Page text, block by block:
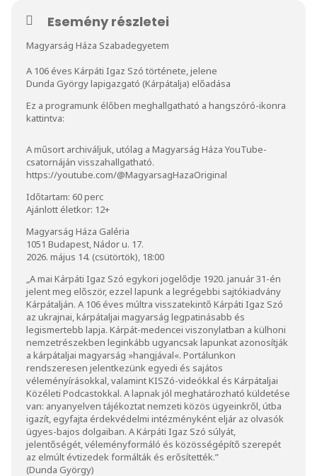
Esemény részletei
Magyarság Háza Szabadegyetem
A 106 éves Kárpáti Igaz Szó története, jelene
Dunda György lapigazgató (Kárpátalja) előadása
Ez a programunk élőben meghallgatható a hangszóró-ikonra
kattintva:
A műsort archiváljuk, utólag a Magyarság Háza YouTube-
csatornáján visszahallgatható.
https://youtube.com/@MagyarsagHazaOriginal
Időtartam: 60 perc
Ajánlott életkor: 12+
Magyarság Háza Galéria
1051 Budapest, Nádor u. 17.
2026. május 14. (csütörtök), 18:00
„A mai Kárpáti Igaz Szó egykori jogelődje 1920. január 31-én
jelent meg először, ezzel lapunk a legrégebbi sajtókiadvány
Kárpátalján. A 106 éves múltra visszatekintő Kárpáti Igaz Szó
az ukrajnai, kárpátaljai magyarság legpatinásabb és
legismertebb lapja. Kárpát-medencei viszonylatban a külhoni
nemzetrészekben leginkább ugyancsak lapunkat azonosítják
a kárpátaljai magyarság »hangjával«. Portálunkon
rendszeresen jelentkezünk egyedi és sajátos
véleményírásokkal, valamint KISZó-videókkal és Kárpátaljai
Közéleti Podcastokkal. A lapnak jól meghatározható küldetése
van: anyanyelven tájékoztat nemzeti közös ügyeinkről, útba
igazít, egyfajta érdekvédelmi intézményként eljár az olvasók
ügyes-bajos dolgaiban. A Kárpáti Igaz Szó súlyát,
jelentőségét, véleményformáló és közösségépítő szerepét
az elmúlt évtizedek formálták és erősítették.”
(Dunda György)